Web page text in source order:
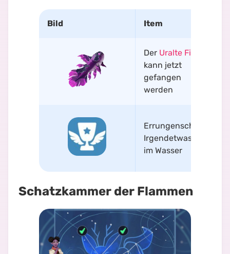
Bild Item
Der Uralte Fisch
kann jetzt
gefangen
werden
Errungenschaft
Irgendetwas ist
im Wasser
Schatzkammer der Flammen